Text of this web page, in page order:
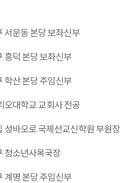
서운동 본당 보좌신부
흥덕 본당 보좌신부
학산 본당 주임신부
오대학교 교회사 전공
성바오로 국제선교신학원 부원장
청소년사목국장
계명 본당 주임신부